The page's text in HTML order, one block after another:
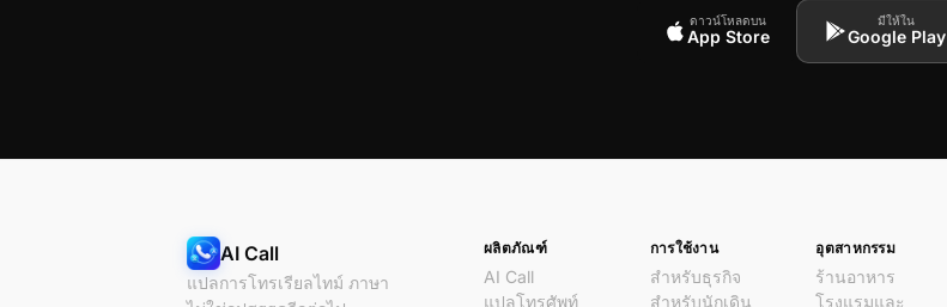
ดาวน์โหลดบน
App Store
มีให้ใน
Google Play
AI Call
แปลการโทรเรียลไทม์ ภาษา
ผลิตภัณฑ์
AI Call
แปลโทรศัพท์
การใช้งาน
สำหรับธุรกิจ
สำหรับนักเดิน
อุตสาหกรรม
ร้านอาหาร
โรงแรมและ